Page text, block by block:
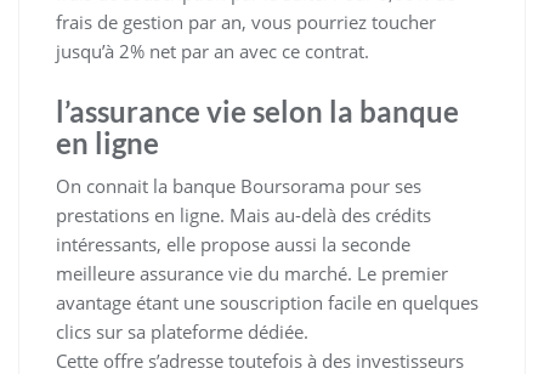
frais de gestion par an, vous pourriez toucher
jusqu’à 2% net par an avec ce contrat.
l’assurance vie selon la banque
en ligne
On connait la banque Boursorama pour ses
prestations en ligne. Mais au-delà des crédits
intéressants, elle propose aussi la seconde
meilleure assurance vie du marché. Le premier
avantage étant une souscription facile en quelques
clics sur sa plateforme dédiée.
Cette offre s’adresse toutefois à des investisseurs